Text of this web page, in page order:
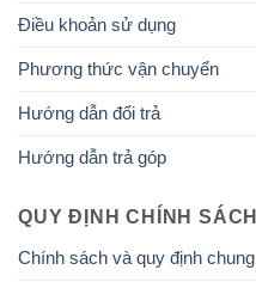
Điều khoản sử dụng
Phương thức vận chuyển
Hướng dẫn đổi trả
Hướng dẫn trả góp
QUY ĐỊNH CHÍNH SÁCH
Chính sách và quy định chung